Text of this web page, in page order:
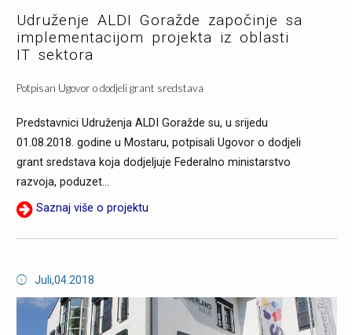
Udruženje ALDI Goražde započinje sa
implementacijom projekta iz oblasti
IT sektora
Potpisan Ugovor o dodjeli grant sredstava
Predstavnici Udruženja ALDI Goražde su, u srijedu
01.08.2018. godine u Mostaru, potpisali Ugovor o dodjeli
grant sredstava koja dodjeljuje Federalno ministarstvo
razvoja, poduzet...
Saznaj više o projektu
Juli,04.2018